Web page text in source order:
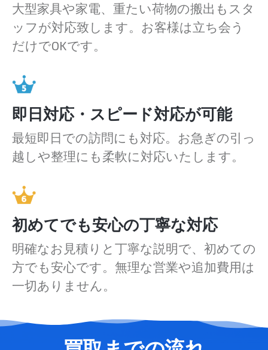
大型家具や家電、重たい荷物の搬出もスタ
ッフが対応致します。お客様は立ち会う
だけでOKです。
即日対応・スピード対応が可能
最短即日での訪問にも対応。お急ぎの引っ
越しや整理にも柔軟に対応いたします。
初めてでも安心の丁寧な対応
明確なお見積りと丁寧な説明で、初めての
方でも安心です。無理な営業や追加費用は
一切ありません。